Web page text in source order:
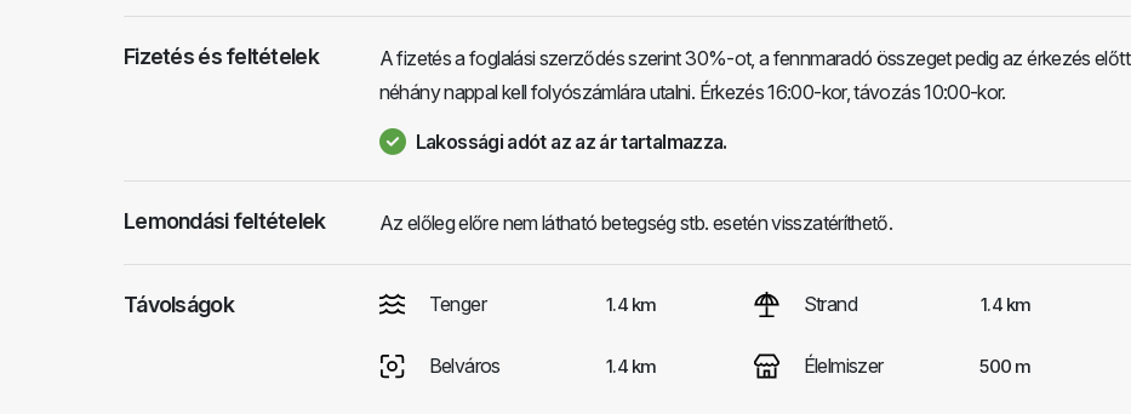
Fizetés és feltételek
A fizetés a foglalási szerződés szerint 30%-ot, a fennmaradó összeget pedig az érkezés előtt
néhány nappal kell folyószámlára utalni. Érkezés 16:00-kor, távozás 10:00-kor.
Lakossági adót az az ár tartalmazza.
Lemondási feltételek Az előleg előre nem látható betegség stb. esetén visszatéríthető.
Távolságok Tenger 1.4 km Strand 1.4 km
Belváros 1.4 km Élelmiszer 500 m